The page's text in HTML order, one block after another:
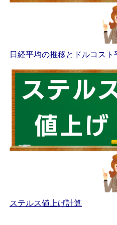
日経平均の推移とドルコスト
ステルス値上げ計算